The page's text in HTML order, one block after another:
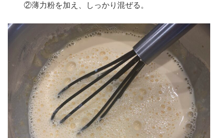
②薄力粉を加え、しっかり混ぜる。